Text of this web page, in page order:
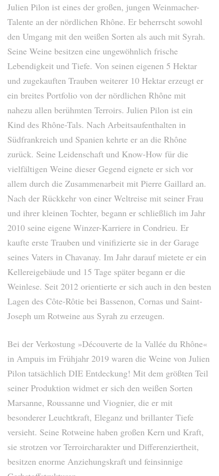
Julien Pilon ist eines der großen, jungen Weinmacher-
Talente an der nördlichen Rhône. Er beherrscht sowohl
den Umgang mit den weißen Sorten als auch mit Syrah.
Seine Weine besitzen eine ungewöhnlich frische
Lebendigkeit und Tiefe. Von seinen eigenen 5 Hektar
und zugekauften Trauben weiterer 10 Hektar erzeugt er
ein breites Portfolio von der nördlichen Rhône mit
nahezu allen berühmten Terroirs. Julien Pilon ist ein
Kind des Rhône-Tals. Nach Arbeitsaufenthalten in
Südfrankreich und Spanien kehrte er an die Rhône
zurück. Seine Leidenschaft und Know-How für die
vielfältigen Weine dieser Gegend eignete er sich vor
allem durch die Zusammenarbeit mit Pierre Gaillard an.
Nach der Rückkehr von einer Weltreise mit seiner Frau
und ihrer kleinen Tochter, begann er schließlich im Jahr
2010 seine eigene Winzer-Karriere in Condrieu. Er
kaufte erste Trauben und vinifizierte sie in der Garage
seines Vaters in Chavanay. Im Jahr darauf mietete er ein
Kellereigebäude und 15 Tage später begann er die
Weinlese. Seit 2012 orientierte er sich auch in den besten
Lagen des Côte-Rôtie bei Bassenon, Cornas und Saint-
Joseph um Rotweine aus Syrah zu erzeugen.
Bei der Verkostung »Découverte de la Vallée du Rhône«
in Ampuis im Frühjahr 2019 waren die Weine von Julien
Pilon tatsächlich DIE Entdeckung! Mit dem größten Teil
seiner Produktion widmet er sich den weißen Sorten
Marsanne, Roussanne und Viognier, die er mit
besonderer Leuchtkraft, Eleganz und brillanter Tiefe
versieht. Seine Rotweine haben großen Kern und Kraft,
sie strotzen vor Terroircharakter und Differenziertheit,
besitzen enorme Anziehungskraft und feinsinnige